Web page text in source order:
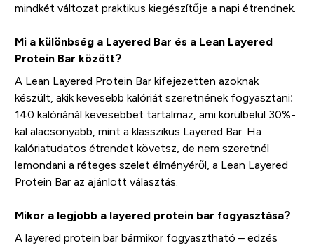
mindkét változat praktikus kiegészítője a napi étrendnek.
Mi a különbség a Layered Bar és a Lean Layered
Protein Bar között?
A Lean Layered Protein Bar kifejezetten azoknak
készült, akik kevesebb kalóriát szeretnének fogyasztani:
140 kalóriánál kevesebbet tartalmaz, ami körülbelül 30%-
kal alacsonyabb, mint a klasszikus Layered Bar. Ha
kalóriatudatos étrendet követsz, de nem szeretnél
lemondani a réteges szelet élményéről, a Lean Layered
Protein Bar az ajánlott választás.
Mikor a legjobb a layered protein bar fogyasztása?
A layered protein bar bármikor fogyasztható – edzés